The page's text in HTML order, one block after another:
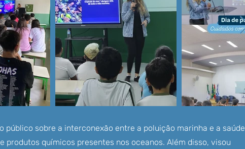
sobre a interconexão entre a poluição marinha e a saúde
químicos presentes nos oceanos. Além disso, visou